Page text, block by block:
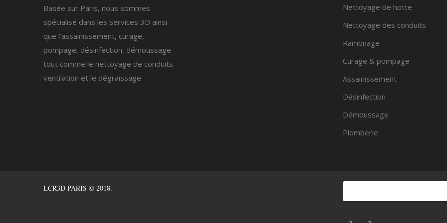
Basée sur Paris, nous sommes
spécialisé dans les services 3D ainsi
que l’assainissement, curage,
pompage, désinfection, démoussage
tout comme le nettoyage de conduits
ventilation et le dégraissage.
Nettoyage de hotte
Nettoyage des conduits
Ramonage
Curage & pompage
Assainissement
Désinfection
Démoussage
Plomberie
LCR3D PARIS © 2018.